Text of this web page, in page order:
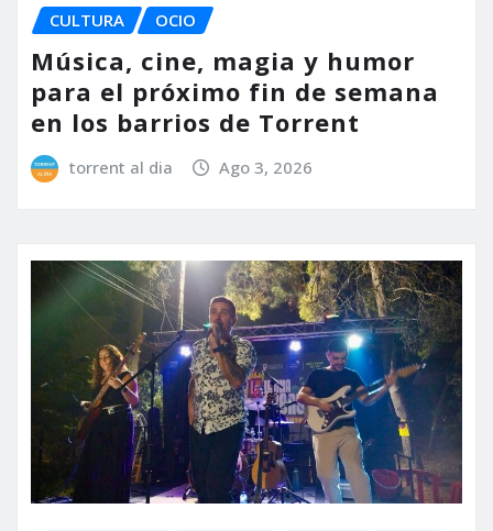
CULTURA OCIO
Música, cine, magia y humor
para el próximo fin de semana
en los barrios de Torrent
torrent al dia Ago 3, 2026